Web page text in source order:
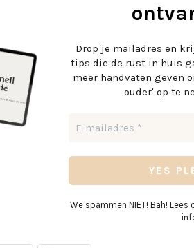
Drop je mailadres en
tips die de rust in huis
meer handvaten geven
ouder' op te
We spammen NIET! Bah! Lees